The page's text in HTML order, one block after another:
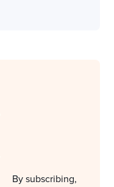
By subscribing,